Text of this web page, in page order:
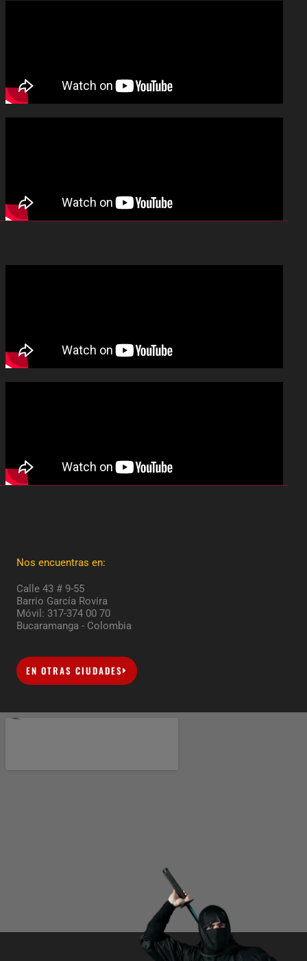
Nos encuentras en:
Calle 43 # 9-55
Barrio García Rovira
Móvil: 317-374 00 70
Bucaramanga - Colombia
EN OTRAS CIUDADES